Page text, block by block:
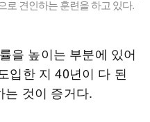
로 견인하는 훈련을 하고 있다.
을 높이는 부분에 있어
입한 지 40년이 다 된
는 것이 증거다.